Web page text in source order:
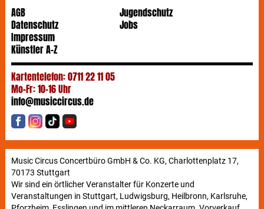
AGB
Datenschutz
Impressum
Jugendschutz
Jobs
Künstler A-Z
Kartentelefon: 0711 22 11 05
Mo-Fr: 10-16 Uhr
info@musiccircus.de
Music Circus Concertbüro GmbH & Co. KG, Charlottenplatz 17,
70173 Stuttgart
Wir sind ein örtlicher Veranstalter für Konzerte und
Veranstaltungen in Stuttgart, Ludwigsburg, Heilbronn, Karlsruhe,